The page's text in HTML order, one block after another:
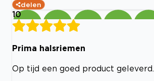
delen
10
Prima halsriemen
Op tijd een goed product geleverd.